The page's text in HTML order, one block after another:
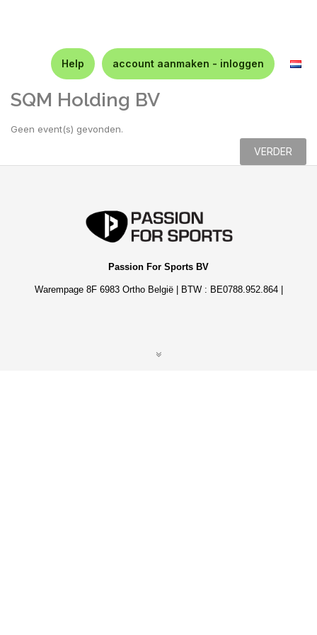
Help account aanmaken - inloggen
SQM Holding BV
Geen event(s) gevonden.
VERDER
Passion For Sports BV
Warempage 8F 6983 Ortho België | BTW : BE0788.952.864 |